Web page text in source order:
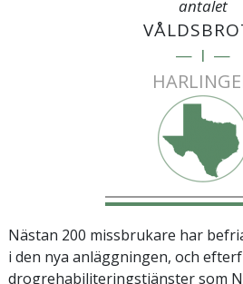
antalet
— I —
Nästan 200 missbrukare har
i den nya anläggningen, och
drogrehabiliteringstjänster som